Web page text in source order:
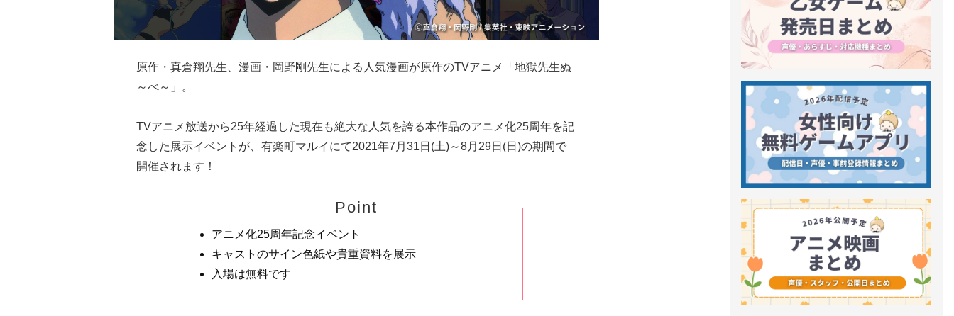
原作・真倉翔先生、漫画・岡野剛先生による人気漫画が原作のTVアニメ「地獄先生ぬ
～べ～」。
TVアニメ放送から25年経過した現在も絶大な人気を誇る本作品のアニメ化25周年を記
念した展示イベントが、有楽町マルイにて2021年7月31日(土)～8月29日(日)の期間で
開催されます！
Point
アニメ化25周年記念イベント
キャストのサイン色紙や貴重資料を展示
入場は無料です